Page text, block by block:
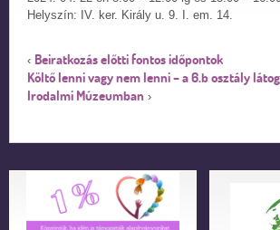
Helyszín: IV. ker. Király u. 9. I. em. 14.
‹ Beiratkozás előtti fontos időpontok
Költő lenni vagy nem lenni – a 6.b osztály
Irodalmi Múzeumban ›